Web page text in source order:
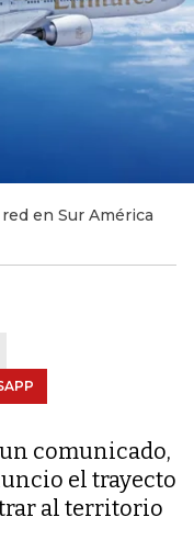
en Sur América
comunicado,
el trayecto
al territorio